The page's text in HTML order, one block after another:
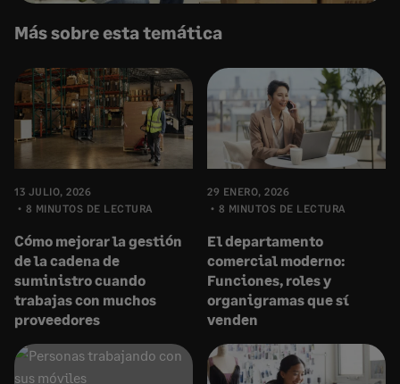
Más sobre esta temática
13 JULIO, 2026
8 MINUTOS DE LECTURA
Cómo mejorar la gestión
de la cadena de
suministro cuando
trabajas con muchos
proveedores
29 ENERO, 2026
8 MINUTOS DE LECTURA
El departamento
comercial moderno:
Funciones, roles y
organigramas que sí
venden